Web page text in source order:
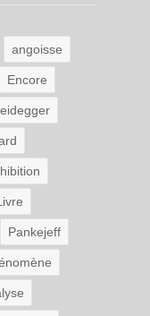
angoisse
Encore
Pankejeff